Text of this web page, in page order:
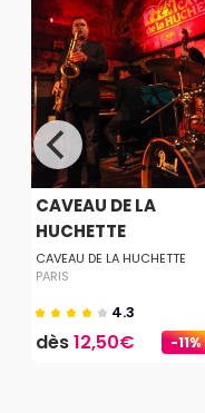
-11%
CAVEAU DE LA
HUCHETTE
CAVEAU DE LA HUCHETTE
PARIS
4.3
dès12,50€